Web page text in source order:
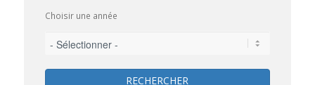
Choisir une année
RECHERCHER